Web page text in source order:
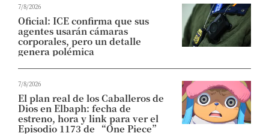
7/8/2026
Oficial: ICE confirma que sus
agentes usarán cámaras
corporales, pero un detalle
genera polémica
7/8/2026
El plan real de los Caballeros de
Dios en Elbaph: fecha de
estreno, hora y link para ver el
Episodio 1173 de “One Piece”